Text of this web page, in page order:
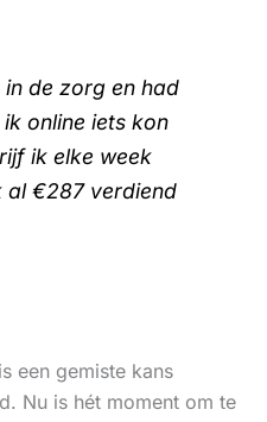
de zorg en had
online iets kon
ik elke week
al €287 verdiend
een gemiste kans
Nu is hét moment om te